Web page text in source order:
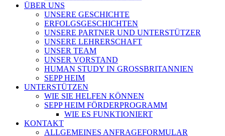
ÜBER UNS
UNSERE GESCHICHTE
ERFOLGSGESCHICHTEN
UNSERE PARTNER UND UNTERSTÜTZER
UNSERE LEHRERSCHAFT
UNSER TEAM
UNSER VORSTAND
HUMAN STUDY IN GROSSBRITANNIEN
SEPP HEIM
UNTERSTÜTZEN
WIE SIE HELFEN KÖNNEN
SEPP HEIM FÖRDERPROGRAMM
WIE ES FUNKTIONIERT
KONTAKT
ALLGEMEINES ANFRAGEFORMULAR